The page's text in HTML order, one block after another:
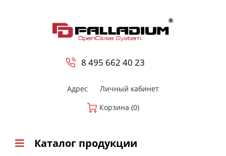
8 495 662 40 23
Адрес
Личный кабинет
Корзина (0)
Каталог продукции